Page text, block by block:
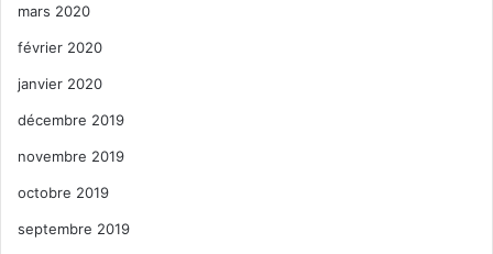
mars 2020
février 2020
janvier 2020
décembre 2019
novembre 2019
octobre 2019
septembre 2019